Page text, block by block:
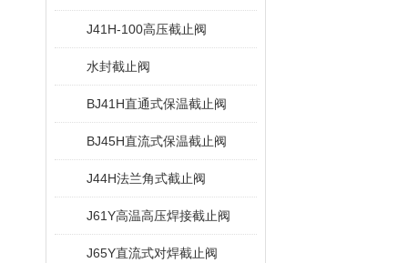
J41H-100高压截止阀
水封截止阀
BJ41H直通式保温截止阀
BJ45H直流式保温截止阀
J44H法兰角式截止阀
J61Y高温高压焊接截止阀
J65Y直流式对焊截止阀